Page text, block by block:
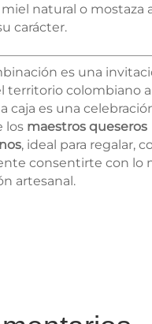
natural o mostaza
carácter.
es una
territorio colombiano a
caja es una
los maestros queseros
, ideal para regalar,
consentirte con lo
artesanal.